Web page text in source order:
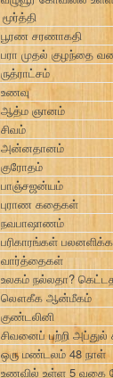
மூர்த்தி
பூரண சரணாகதி
பரா முதல் குழந்தை
ருத்ராட்சம்
உணவு
ஆத்ம ஞானம்
சிவம்
அன்னதானம்
குரோதம்
பாஞ்சஜன்யம்
புராண கதைகள்
நவபாஷாணம்
பரிகாரங்கள்
வார்த்தைகள்
உலகம் நல்லதா?
லௌகீக ஆன்மீகம்
குண்டலினி
சிவனைப் பற்றி அப்துல்
ஒரு மண்டலம் 48 நாள்
உணவில் உள்ள 5